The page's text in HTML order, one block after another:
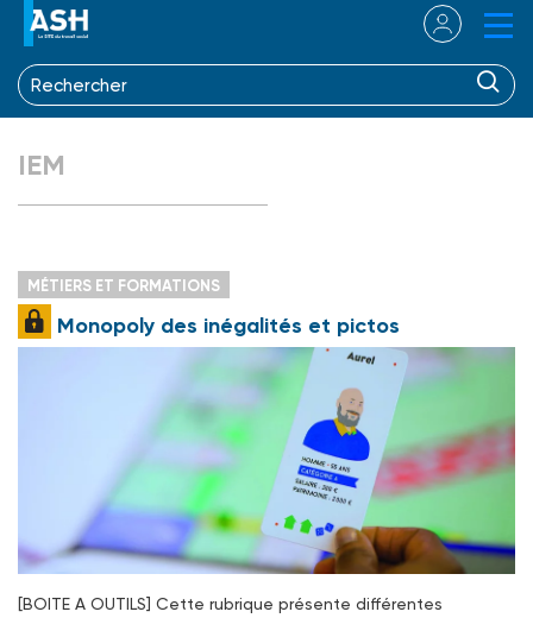
IEM
MÉTIERS ET FORMATIONS
Monopoly des inégalités et pictos
[BOITE A OUTILS] Cette rubrique présente différentes